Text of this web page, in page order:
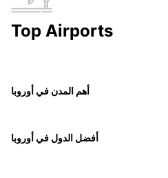
Top Airports
أهم المدن في أوروبا
أفضل الدول في أوروبا